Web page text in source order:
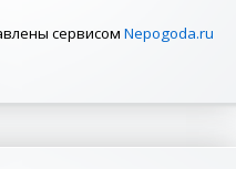
сервисом Nepogoda.ru